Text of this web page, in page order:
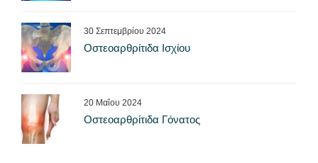
30 Σεπτεμβρίου 2024
Οστεοαρθρίτιδα Ισχίου
20 Μαΐου 2024
Οστεοαρθρίτιδα Γόνατος